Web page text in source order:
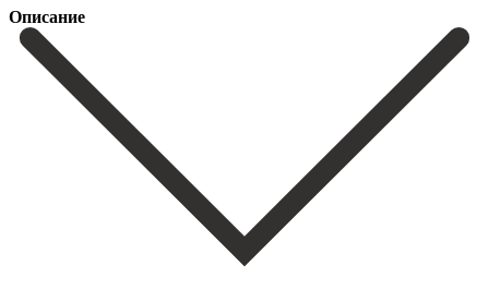
Описание